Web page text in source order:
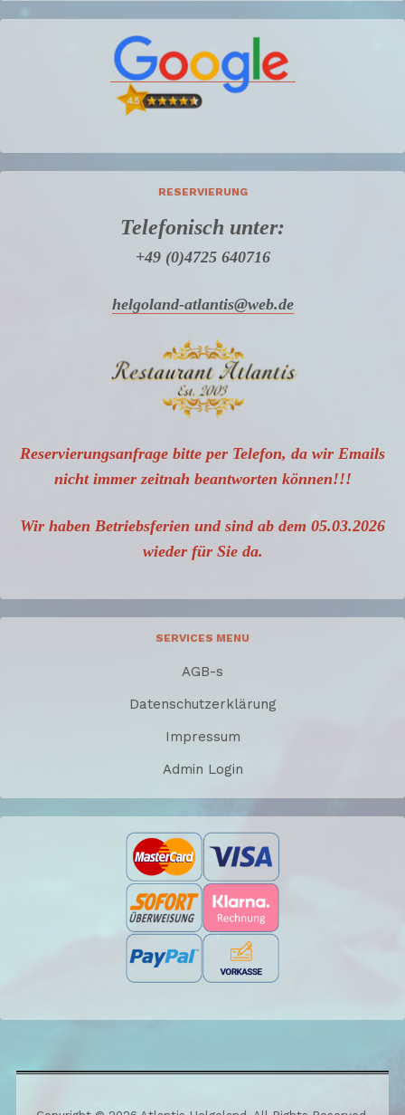
RESERVIERUNG
Telefonisch unter:
+49 (0)4725 640716
helgoland-atlantis@web.de
Reservierungsanfrage bitte per Telefon, da wir Emails
nicht immer zeitnah beantworten können!!!
Wir haben Betriebsferien und sind ab dem 05.03.2026
wieder für Sie da.
SERVICES MENU
AGB-s
Datenschutzerklärung
Impressum
Admin Login